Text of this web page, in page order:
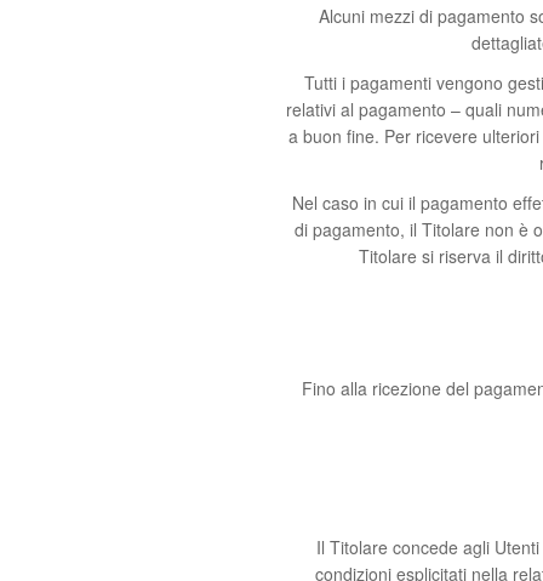
Alcuni mezzi di pagamento
Tutti i pagamenti vengono
relativi al pagamento – quali
a buon fine. Per ricevere
Nel caso in cui il pagamento
di pagamento, il Titolare non è
Titolare si riserva il
Fino alla ricezione del
Il Titolare concede agli
condizioni esplicitati nella